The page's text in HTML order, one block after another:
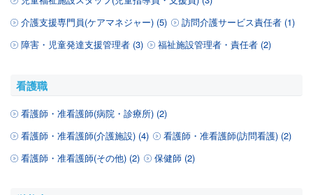
介護支援専門員(ケアマネジャー) (5)
訪問介護サービス責任者 (1)
障害・児童発達支援管理者 (3)
福祉施設管理者・責任者 (2)
看護職
看護師・准看護師(病院・診療所) (2)
看護師・准看護師(介護施設) (4)
看護師・准看護師(訪問看護) (2)
看護師・准看護師(その他) (2)
保健師 (2)